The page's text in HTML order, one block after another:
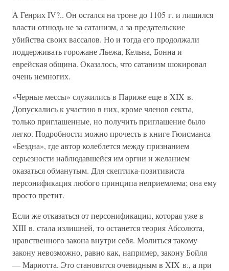
А Генрих IV?.. Он остался на троне до 1105 г. и лишился
власти отнюдь не за сатанизм, а за предательские
убийства своих вассалов. Но и тогда его продолжали
поддерживать горожане Льежа, Кельна, Бонна и
еврейская община. Оказалось, что сатанизм шокировал
очень немногих.
«Черные мессы» служились в Париже еще в XIX в.
Допускались к участию в них, кроме членов секты,
только приглашенные, но получить приглашение было
легко. Подробности можно прочесть в книге Гюисманса
«Бездна», где автор колеблется между признанием
серьезности наблюдавшейся им оргии и желанием
оказаться обманутым. Для скептика-позитивиста
персонификация любого принципа неприемлема; она ему
просто претит.
Если же отказаться от персонификации, которая уже в
XIII в. стала излишней, то останется теория Абсолюта,
нравственного закона внутри себя. Молиться такому
закону невозможно, равно как, например, закону Бойля
— Мариотта. Это становится очевидным в XIX в., а при